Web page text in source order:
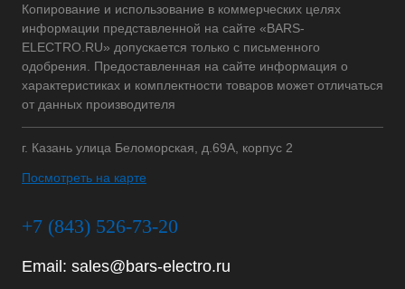
Копирование и использование в коммерческих целях
информации представленной на сайте «BARS-
ELECTRO.RU» допускается только с письменного
одобрения. Предоставленная на сайте информация о
характеристиках и комплектности товаров может отличаться
от данных производителя
г. Казань улица Беломорская, д.69А, корпус 2
Посмотреть на карте
+7 (843) 526-73-20
Email: sales@bars-electro.ru